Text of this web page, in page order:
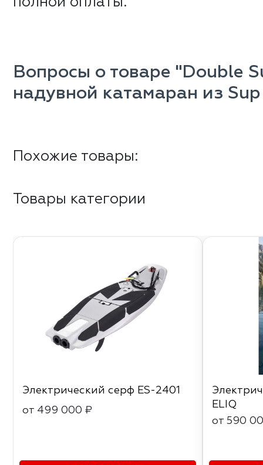
Вопросы о товаре "Double
надувной катамаран из
Похожие товары:
Товары категории
Электрический серф ES-2401
от 499 000 ₽
ELIQ
от 590